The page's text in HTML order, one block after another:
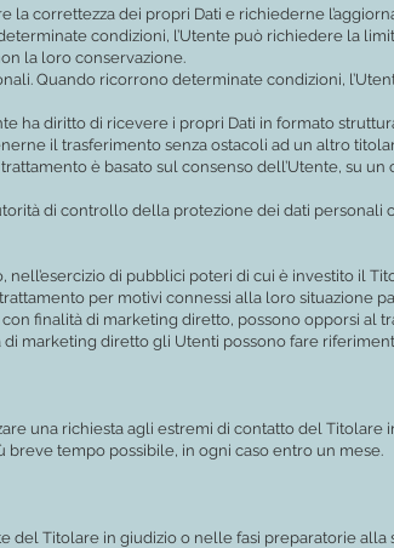
la correttezza dei propri Dati e richiederne
condizioni, l’Utente può richiedere la
la loro conservazione.
Quando ricorrono determinate condizioni,
ha diritto di ricevere i propri Dati in formato
il trasferimento senza ostacoli ad un altro
è basato sul consenso dell’Utente, su
di controllo della protezione dei dati personali
nell’esercizio di pubblici poteri di cui è investito il
per motivi connessi alla loro situazione
finalità di marketing diretto, possono opporsi al
marketing diretto gli Utenti possono fare
una richiesta agli estremi di contatto del
tempo possibile, in ogni caso entro un mese.
del Titolare in giudizio o nelle fasi preparatorie